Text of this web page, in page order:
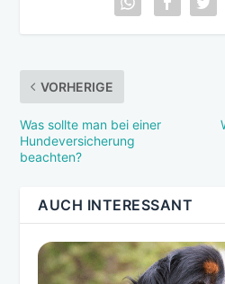
VORHERIGE
Was sollte man bei einer
Hundeversicherung
beachten?
AUCH INTERESSANT